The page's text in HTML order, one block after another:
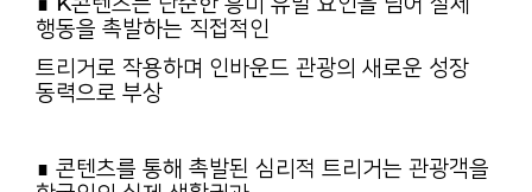
행동을 촉발하는 직접적인
트리거로 작용하며 인바운드 관광의 새로운 성장
동력으로 부상
∎ 콘텐츠를 통해 촉발된 심리적 트리거는 관광객을